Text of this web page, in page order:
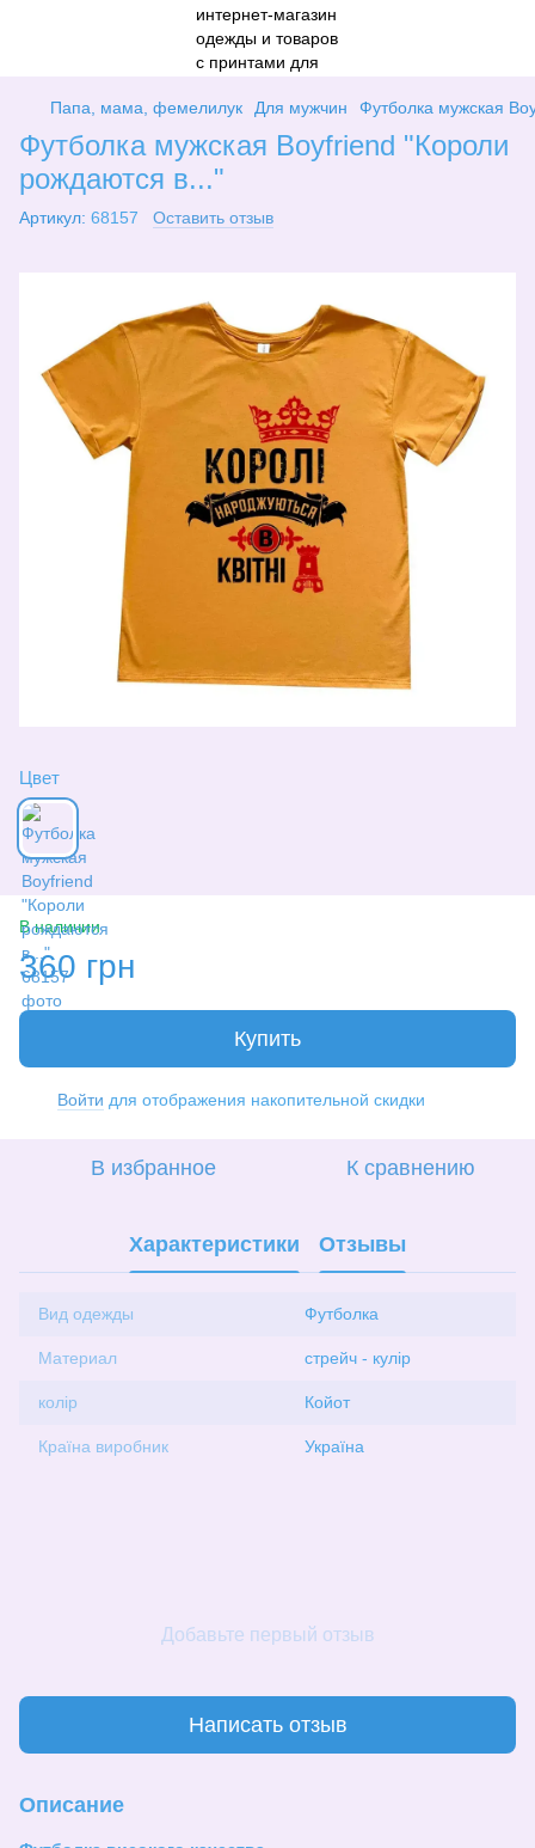
Папа, мама, фемелилук Для мужчин Футболка мужская
Футболка мужская Boyfriend "Короли
рождаются в..."
Артикул: 68157 Оставить отзыв
Цвет
В наличии
360 грн
Купить
Войти для отображения накопительной скидки
В избранное К сравнению
Характеристики Отзывы
Вид одежды Футболка
Материал стрейч - кулір
колір Койот
Країна виробник Україна
Добавьте первый отзыв
Написать отзыв
Описание